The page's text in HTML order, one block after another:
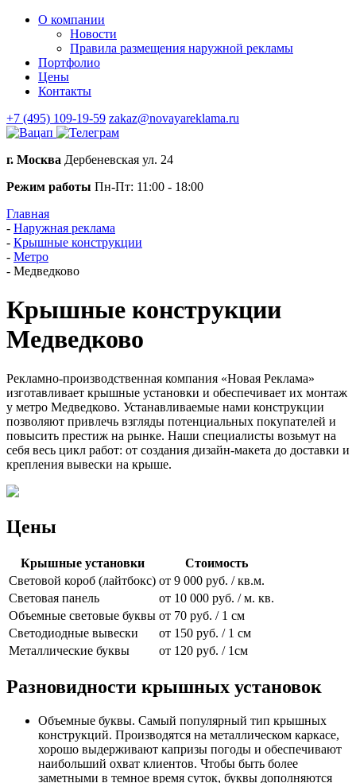
О компании
Новости
Правила размещения наружной рекламы
Портфолио
Цены
Контакты
+7 (495) 109-19-59 zakaz@novayareklama.ru
г. Москва Дербеневская ул. 24
Режим работы Пн-Пт: 11:00 - 18:00
Главная
- Наружная реклама
- Крышные конструкции
- Метро
- Медведково
Крышные конструкции
Медведково
Рекламно-производственная компания «Новая Реклама»
изготавливает крышные установки и обеспечивает их монтаж
у метро Медведково. Устанавливаемые нами конструкции
позволяют привлечь взгляды потенциальных покупателей и
повысить престиж на рынке. Наши специалисты возьмут на
себя весь цикл работ: от создания дизайн-макета до доставки и
крепления вывески на крыше.
Цены
Крышные установки
Стоимость
Световой короб (лайтбокс) от 9 000 руб. / кв.м.
Световая панель
от 10 000 руб. / м. кв.
Объемные световые буквы от 70 руб. / 1 см
Светодиодные вывески
от 150 руб. / 1 см
Металлические буквы
от 120 руб. / 1см
Разновидности крышных установок
Объемные буквы. Самый популярный тип крышных
конструкций. Производятся на металлическом каркасе,
хорошо выдерживают капризы погоды и обеспечивают
наибольший охват клиентов. Чтобы быть более
заметными в темное время суток, буквы дополняются